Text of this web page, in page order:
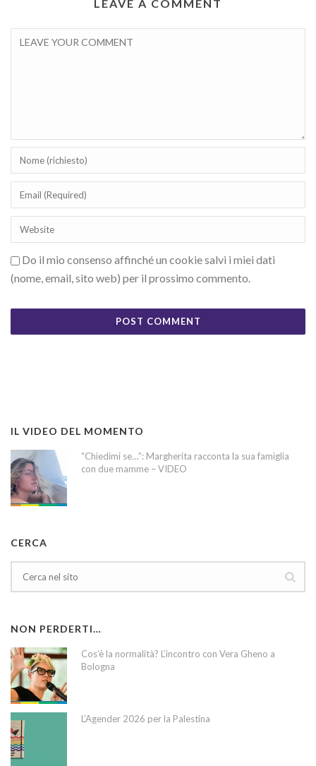
LEAVE A COMMENT
Do il mio consenso affinché un cookie salvi i miei dati
(nome, email, sito web) per il prossimo commento.
IL VIDEO DEL MOMENTO
“Chiedimi se…”: Margherita racconta la sua famiglia
con due mamme – VIDEO
CERCA
NON PERDERTI…
Cos’è la normalità? L’incontro con Vera Gheno a
Bologna
L’Agender 2026 per la Palestina